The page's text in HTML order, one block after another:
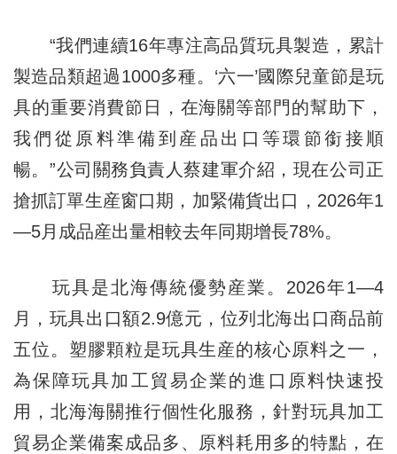
“我們連續16年專注高品質玩具製造，累計
製造品類超過1000多種。‘六一’國際兒童節是玩
具的重要消費節日，在海關等部門的幫助下，
我們從原料準備到産品出口等環節銜接順
暢。”公司關務負責人蔡建軍介紹，現在公司正
搶抓訂單生産窗口期，加緊備貨出口，2026年1
—5月成品産出量相較去年同期增長78%。
玩具是北海傳統優勢産業。2026年1—4
月，玩具出口額2.9億元，位列北海出口商品前
五位。塑膠顆粒是玩具生産的核心原料之一，
為保障玩具加工貿易企業的進口原料快速投
用，北海海關推行個性化服務，針對玩具加工
貿易企業備案成品多、原料耗用多的特點，在